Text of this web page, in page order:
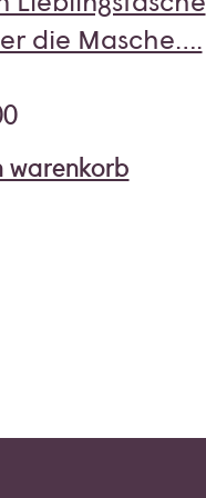
die Masche….
warenkorb